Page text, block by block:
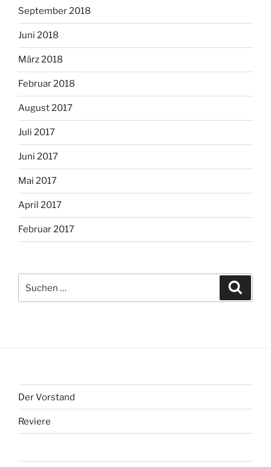
September 2018
Juni 2018
März 2018
Februar 2018
August 2017
Juli 2017
Juni 2017
Mai 2017
April 2017
Februar 2017
nach:
Der Vorstand
Reviere